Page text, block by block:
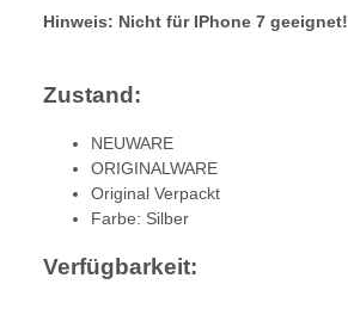
Hinweis: Nicht für IPhone 7 geeignet!
Zustand:
NEUWARE
ORIGINALWARE
Original Verpackt
Farbe: Silber
Verfügbarkeit: